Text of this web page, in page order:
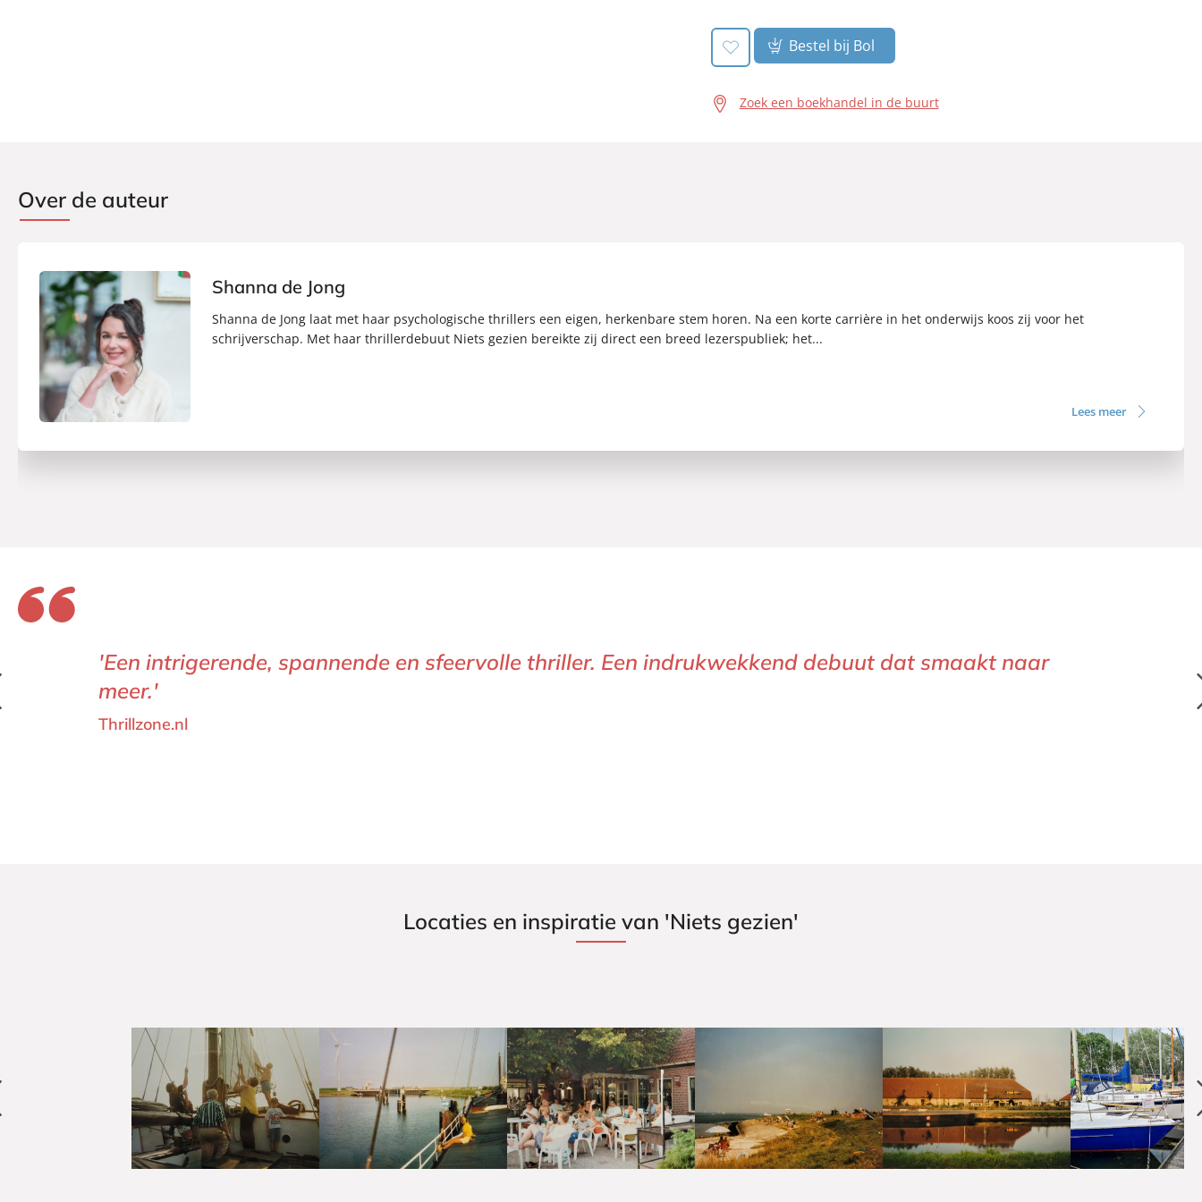
Bestel bij Bol
Zoek een boekhandel in de buurt
Over de auteur
Shanna de Jong
Shanna de Jong laat met haar psychologische thrillers een eigen, herkenbare stem horen. Na een korte carrière in het onderwijs koos zij voor het
schrijverschap. Met haar thrillerdebuut Niets gezien bereikte zij direct een breed lezerspubliek; het...
Lees meer
'Een intrigerende, spannende en sfeervolle thriller. Een indrukwekkend debuut dat smaakt naar
meer.'
Thrillzone.nl
Locaties en inspiratie van 'Niets gezien'